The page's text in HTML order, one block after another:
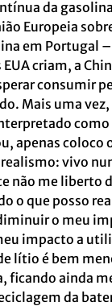
da
Europeia
em Portugal
criam, a
consumir
Mais uma vez,
como
apenas coloco
realismo: vivo
não me liberto
o que posso
o meu
impacto a
lítio é bem
ficando ainda
da